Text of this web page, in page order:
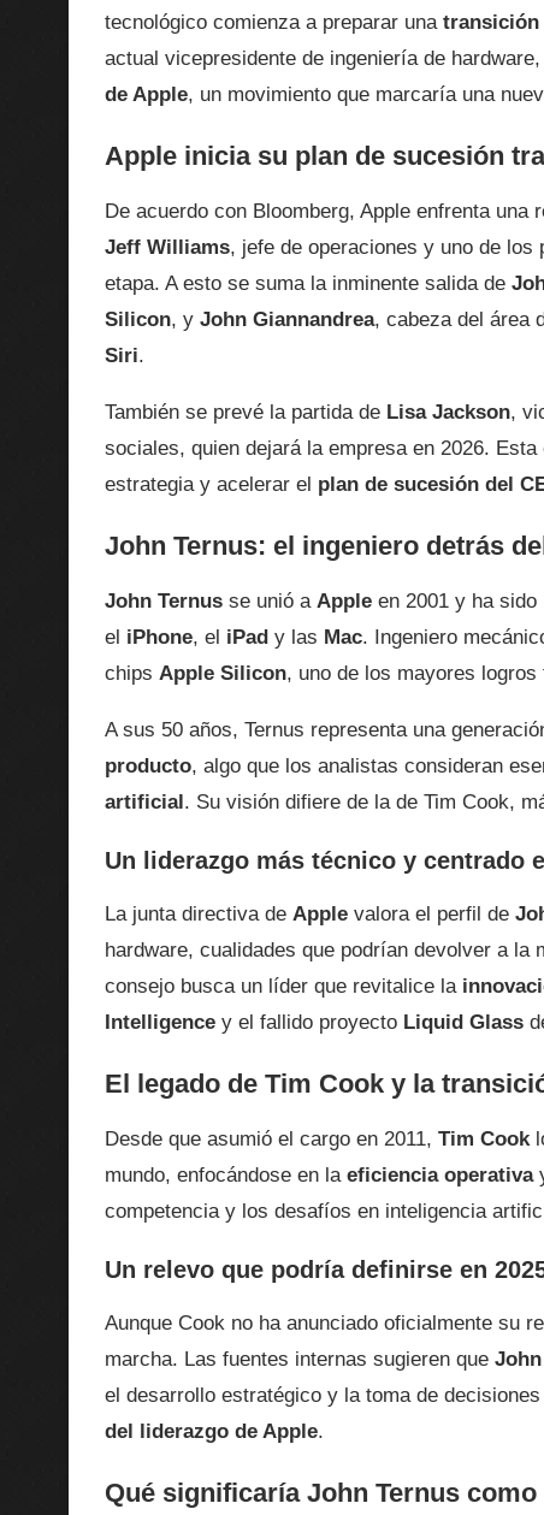
tecnológico comienza a preparar una
actual vicepresidente de ingeniería de
de Apple, un movimiento que marcaría una
Apple inicia su plan de sucesión
De acuerdo con Bloomberg, Apple enfrenta
Jeff Williams, jefe de operaciones y uno de
etapa. A esto se suma la inminente salida de
Silicon, y John Giannandrea, cabeza del área
Siri.
También se prevé la partida de Lisa Jackson,
sociales, quien dejará la empresa en 2026.
estrategia y acelerar el plan de sucesión del
John Ternus: el ingeniero detrás
John Ternus se unió a Apple en 2001 y ha
el iPhone, el iPad y las Mac. Ingeniero
chips Apple Silicon, uno de los mayores
A sus 50 años, Ternus representa una
producto, algo que los analistas consideran
artificial . Su visión difiere de la de Tim Cook,
Un liderazgo más técnico y centrado
La junta directiva de Apple valora el perfil de
hardware, cualidades que podrían devolver a
consejo busca un líder que revitalice la
Intelligence y el fallido proyecto Liquid Glass
El legado de Tim Cook y la
Desde que asumió el cargo en 2011, Tim Cook
mundo, enfocándose en la eficiencia operativa
competencia y los desafíos en inteligencia
Un relevo que podría definirse en
Aunque Cook no ha anunciado oficialmente su
marcha. Las fuentes internas sugieren que
el desarrollo estratégico y la toma de
del liderazgo de Apple.
Qué significaría John Ternus